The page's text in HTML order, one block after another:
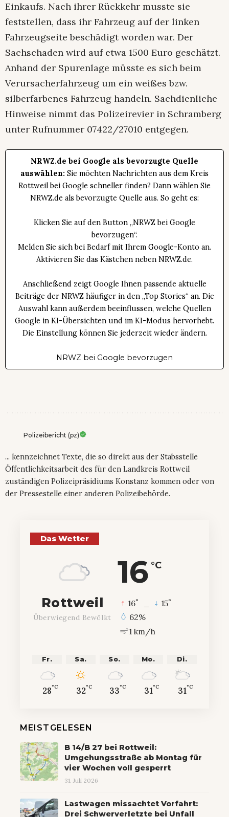
Einkaufs. Nach ihrer Rückkehr musste sie
feststellen, dass ihr Fahrzeug auf der linken
Fahrzeugseite beschädigt worden war. Der
Sachschaden wird auf etwa 1500 Euro geschätzt.
Anhand der Spurenlage müsste es sich beim
Verursacherfahrzeug um ein weißes bzw.
silberfarbenes Fahrzeug handeln. Sachdienliche
Hinweise nimmt das Polizeirevier in Schramberg
unter Rufnummer 07422/27010 entgegen.
NRWZ.de bei Google als bevorzugte Quelle
auswählen: Sie möchten Nachrichten aus dem Kreis
Rottweil bei Google schneller finden? Dann wählen Sie
NRWZ.de als bevorzugte Quelle aus. So geht es:
Klicken Sie auf den Button „NRWZ bei Google
bevorzugen“.
Melden Sie sich bei Bedarf mit Ihrem Google-Konto an.
Aktivieren Sie das Kästchen neben NRWZ.de.
Anschließend zeigt Google Ihnen passende aktuelle
Beiträge der NRWZ häufiger in den „Top Stories“ an. Die
Auswahl kann außerdem beeinflussen, welche Quellen
Google in KI-Übersichten und im KI-Modus hervorhebt.
Die Einstellung können Sie jederzeit wieder ändern.
NRWZ bei Google bevorzugen
Polizeibericht (pz)
... kennzeichnet Texte, die so direkt aus der Stabsstelle
Öffentlichkeitsarbeit des für den Landkreis Rottweil
zuständigen Polizeipräsidiums Konstanz kommen oder von
der Pressestelle einer anderen Polizeibehörde.
Das Wetter
16 °C
Rottweil
Überwiegend Bewölkt
16° 15°
62%
1 km/h
Fr.
28°C
Sa.
32°C
So.
33°C
Mo.
31°C
Di.
31°C
MEISTGELESEN
B 14/B 27 bei Rottweil:
Umgehungsstraße ab Montag für
vier Wochen voll gesperrt
31. Juli 2026
Lastwagen missachtet Vorfahrt:
Drei Schwerverletzte bei Unfall